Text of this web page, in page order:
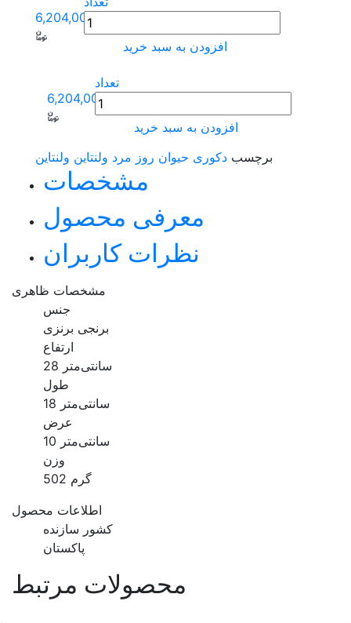
6,204,000
افزودن به سبد خرید
6,204,000
تعداد
افزودن به سبد خرید
برچسب دکوری حیوان روز مرد ولنتاین ولنتاین
مشخصات
معرفی محصول
نظرات کاربران
مشخصات ظاهری
جنس
برنجی برنزی
ارتفاع
28 سانتی‌متر
طول
18 سانتی‌متر
عرض
10 سانتی‌متر
وزن
502 گرم
اطلاعات محصول
کشور سازنده
پاکستان
محصولات مرتبط